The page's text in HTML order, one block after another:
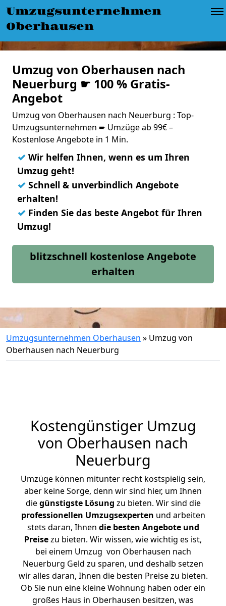
Umzugsunternehmen
Oberhausen
Umzug von Oberhausen nach
Neuerburg ☛ 100 % Gratis-
Angebot
Umzug von Oberhausen nach Neuerburg : Top-
Umzugsunternehmen ➨ Umzüge ab 99€ –
Kostenlose Angebote in 1 Min.
✓ Wir helfen Ihnen, wenn es um Ihren
Umzug geht!
✓ Schnell & unverbindlich Angebote
erhalten!
✓ Finden Sie das beste Angebot für Ihren
Umzug!
blitzschnell kostenlose Angebote
erhalten
Umzugsunternehmen Oberhausen » Umzug von
Oberhausen nach Neuerburg
Kostengünstiger Umzug
von Oberhausen nach
Neuerburg
Umzüge können mitunter recht kostspielig sein,
aber keine Sorge, denn wir sind hier, um Ihnen
diegünstigste Lösung zu bieten. Wir sind die
professionellen Umzugsexperten und arbeiten
stets daran, Ihnen die besten Angebote und
Preisezu bieten. Wir wissen, wie wichtig es ist,
bei einem Umzug von Oberhausen nach
Neuerburg Geld zu sparen, und deshalb setzen
wir alles daran, Ihnen die besten Preise zu bieten.
Ob Sie nun eine kleine Wohnung haben oder ein
großes Haus in Oberhausen besitzen, was